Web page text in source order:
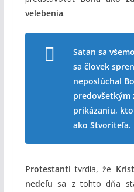
velebenia.
Satan sa
sa človek
neposlúchal
predovšetkým
prikázaniu,
ako Stvoriteľa.
Protestanti tvrdia, že
nedeľu sa z tohto dňa